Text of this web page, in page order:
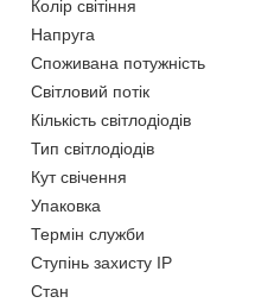
Колір світіння
Напруга
Споживана потужність
Світловий потік
Кількість світлодіодів
Тип світлодіодів
Кут свічення
Упаковка
Термін служби
Ступінь захисту IP
Стан